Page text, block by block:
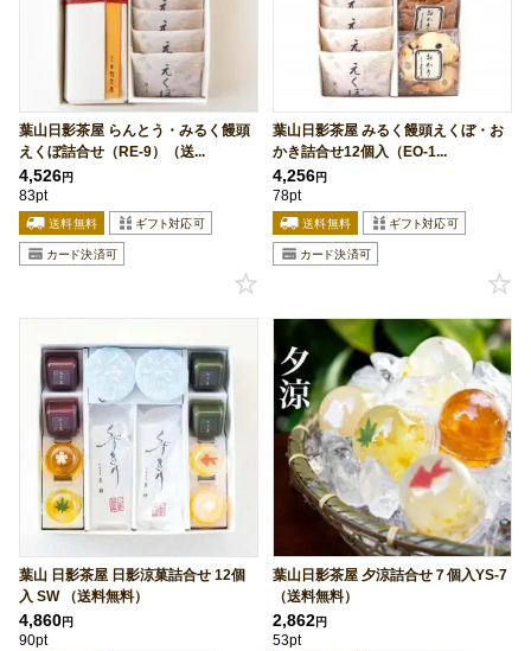
葉山日影茶屋 らんとう・みるく饅頭
えくぼ詰合せ（RE-9）（送...
4,526円
83pt
葉山日影茶屋 みるく饅頭えくぼ・お
かき詰合せ12個入（EO-1...
4,256円
78pt
葉山 日影茶屋 日影涼菓詰合せ 12個
入 SW （送料無料）
4,860円
90pt
葉山日影茶屋 夕涼詰合せ７個入YS-7
（送料無料）
2,862円
53pt